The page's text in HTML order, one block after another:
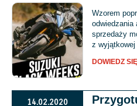
Wzorem
odwiedzania
sprzedaży
z wyjątkowej
DOWIEDZ
14.02.2020